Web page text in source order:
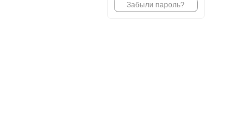
Забыли пароль?